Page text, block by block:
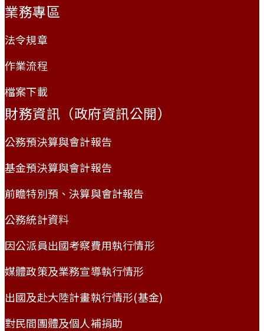
業務專區
法令規章
作業流程
檔案下載
財務資訊（政府資訊公開）
公務預決算與會計報告
基金預決算與會計報告
前瞻特別預、決算與會計報告
公務統計資料
因公派員出國考察費用執行情形
媒體政策及業務宣導執行情形
出國及赴大陸計畫執行情形(基金)
對民間團體及個人補捐助